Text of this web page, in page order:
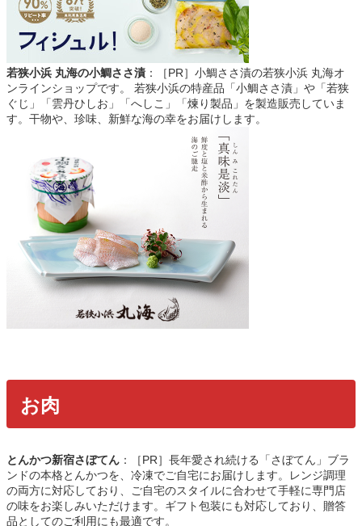
若狭小浜 丸海の小鯛ささ漬 ：［PR］小鯛ささ漬の若狭小浜 丸海オ
ンラインショップです。 若狭小浜の特産品「小鯛ささ漬」や「若狭
ぐじ」「雲丹ひしお」「へしこ」「煉り製品」を製造販売していま
す。干物や、珍味、新鮮な海の幸をお届けします。
お肉
とんかつ新宿さぼてん ：［PR］長年愛され続ける「さぼてん」ブラ
ンドの本格とんかつを、冷凍でご自宅にお届けします。レンジ調理
の両方に対応しており、ご自宅のスタイルに合わせて手軽に専門店
の味をお楽しみいただけます。ギフト包装にも対応しており、贈答
品としてのご利用にも最適です。